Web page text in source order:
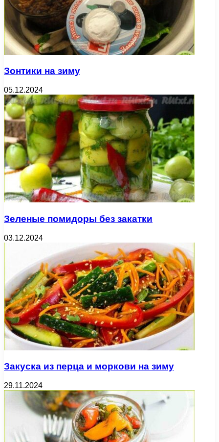
Зонтики на зиму
05.12.2024
Зеленые помидоры без закатки
03.12.2024
Закуска из перца и моркови на зиму
29.11.2024